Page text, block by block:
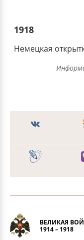
1918
Немецкая
ВЕЛИКАЯ
1914 – 1918